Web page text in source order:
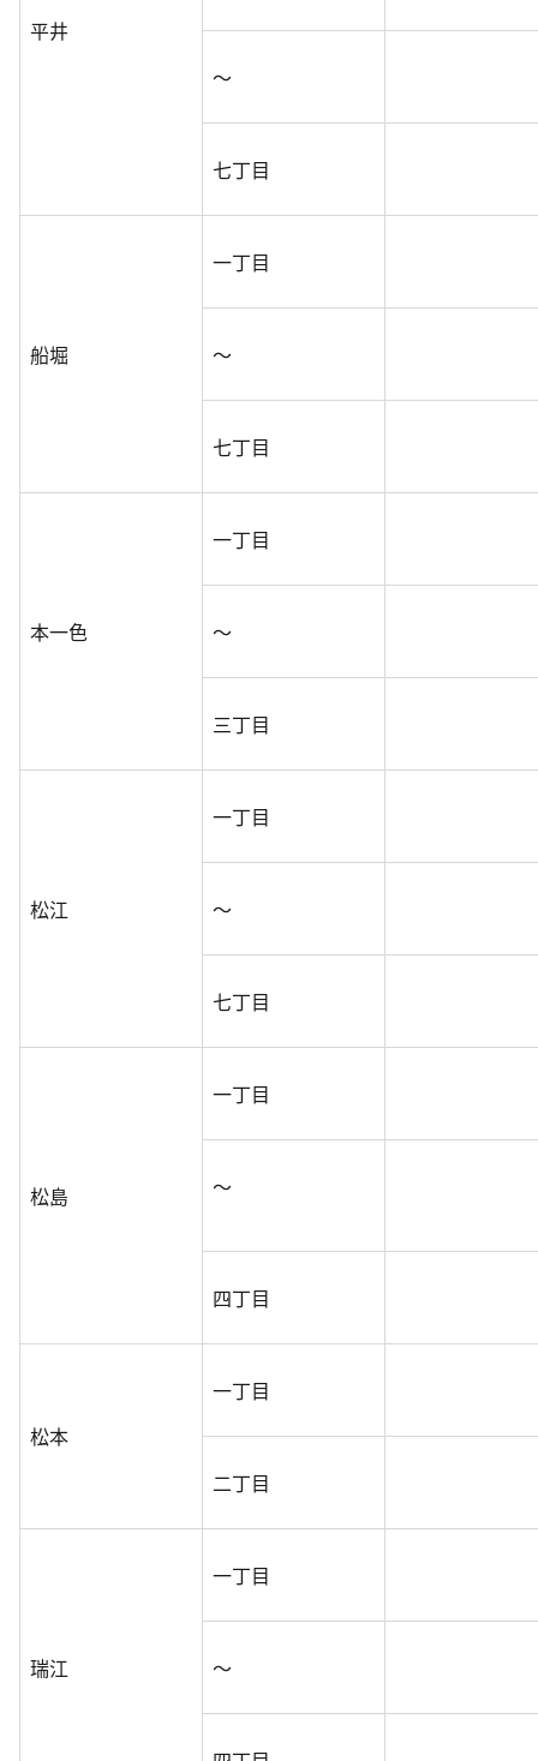
平井
～
七丁目
船堀
一丁目
～
七丁目
本一色
一丁目
～
三丁目
松江
一丁目
～
七丁目
松島
一丁目
～
四丁目
松本
一丁目
二丁目
瑞江
一丁目
～